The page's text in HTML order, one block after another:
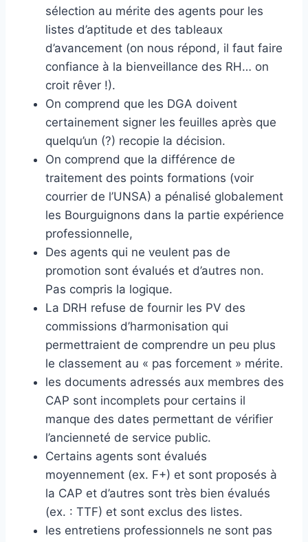
sélection au mérite des agents pour les
listes d’aptitude et des tableaux
d’avancement (on nous répond, il faut faire
confiance à la bienveillance des RH… on
croit rêver !).
On comprend que les DGA doivent
certainement signer les feuilles après que
quelqu’un (?) recopie la décision.
On comprend que la différence de
traitement des points formations (voir
courrier de l’UNSA) a pénalisé globalement
les Bourguignons dans la partie expérience
professionnelle,
Des agents qui ne veulent pas de
promotion sont évalués et d’autres non.
Pas compris la logique.
La DRH refuse de fournir les PV des
commissions d’harmonisation qui
permettraient de comprendre un peu plus
le classement au « pas forcement » mérite.
les documents adressés aux membres des
CAP sont incomplets pour certains il
manque des dates permettant de vérifier
l’ancienneté de service public.
Certains agents sont évalués
moyennement (ex. F+) et sont proposés à
la CAP et d’autres sont très bien évalués
(ex. : TTF) et sont exclus des listes.
les entretiens professionnels ne sont pas